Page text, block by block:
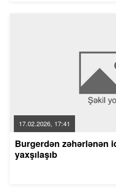
17.02.2026, 17:41
Burgerdən zəhərlənən
yaxşılaşıb